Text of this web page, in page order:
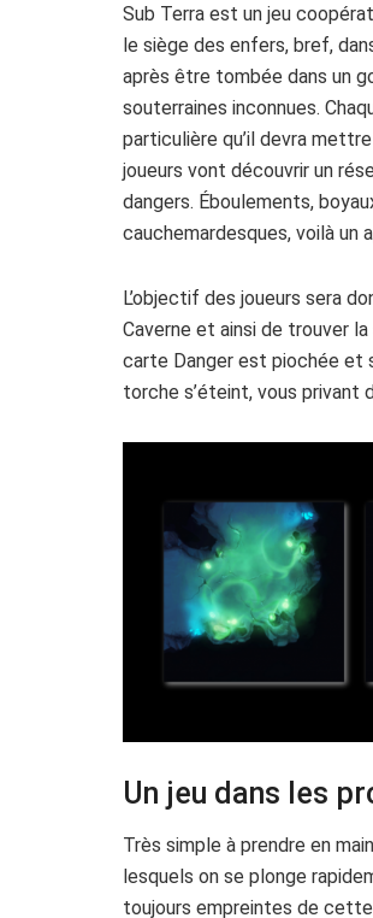
Sub Terra est un jeu
le siège des enfers, bref,
après être tombée dans un
souterraines inconnues.
particulière qu’il devra
joueurs vont découvrir un
dangers. Éboulements,
cauchemardesques, voilà
L’objectif des joueurs sera
Caverne et ainsi de trouver la
carte Danger est piochée et
torche s’éteint, vous privant
Un jeu dans les
Très simple à prendre en
lesquels on se plonge
toujours empreintes de